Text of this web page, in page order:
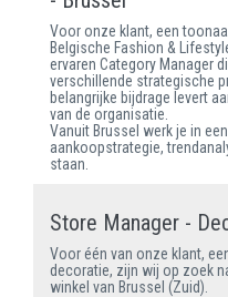
Voor onze klant, een
Belgische Fashion &
ervaren Category Manager
verschillende strategische
belangrijke bijdrage levert
van de organisatie.
Vanuit Brussel werk je in
aankoopstrategie,
staan.
Store Manager -
Voor één van onze klant,
decoratie, zijn wij op zoek
winkel van Brussel (Zuid).